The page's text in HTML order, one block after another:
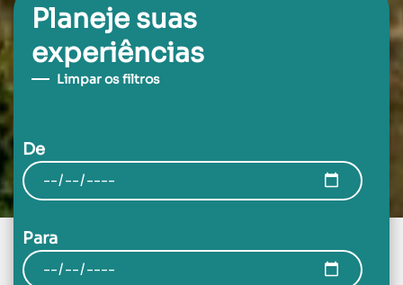
Planeje suas
experiências
Limpar os filtros
De
Para